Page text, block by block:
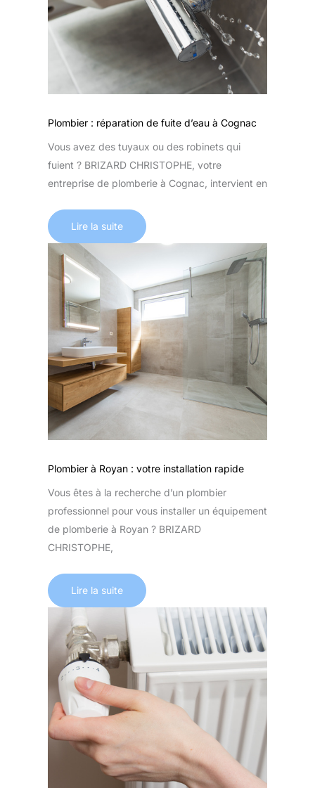
Plombier : réparation de fuite d’eau à Cognac
Vous avez des tuyaux ou des robinets qui
fuient ? BRIZARD CHRISTOPHE, votre
entreprise de plomberie à Cognac, intervient en
Lire la suite
Plombier à Royan : votre installation rapide
Vous êtes à la recherche d’un plombier
professionnel pour vous installer un équipement
de plomberie à Royan ? BRIZARD
CHRISTOPHE,
Lire la suite